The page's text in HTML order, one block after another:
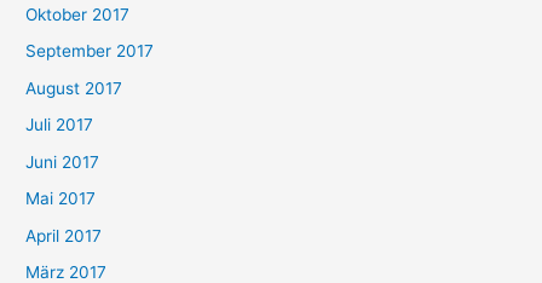
Oktober 2017
September 2017
August 2017
Juli 2017
Juni 2017
Mai 2017
April 2017
März 2017